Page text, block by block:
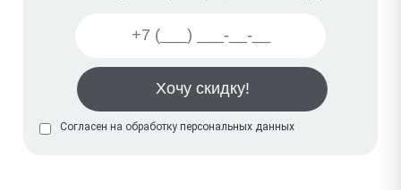
Согласен на обработку персональных данных